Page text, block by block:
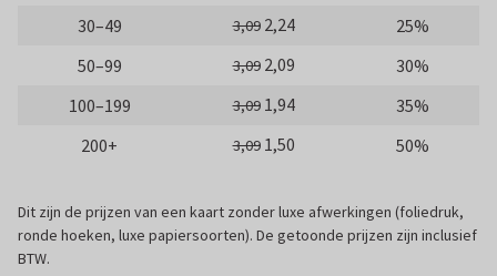
30–49
3,09 2,24
25%
50–99
3,09 2,09
30%
100–199
3,09 1,94
35%
200+
3,09 1,50 50%
Dit zijn de prijzen van een kaart zonder luxe afwerkingen (foliedruk,
ronde hoeken, luxe papiersoorten). De getoonde prijzen zijn inclusief
BTW.